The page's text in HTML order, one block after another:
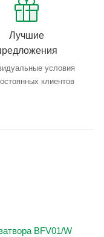
Лучшие
условия
клиентов
BFV01/W